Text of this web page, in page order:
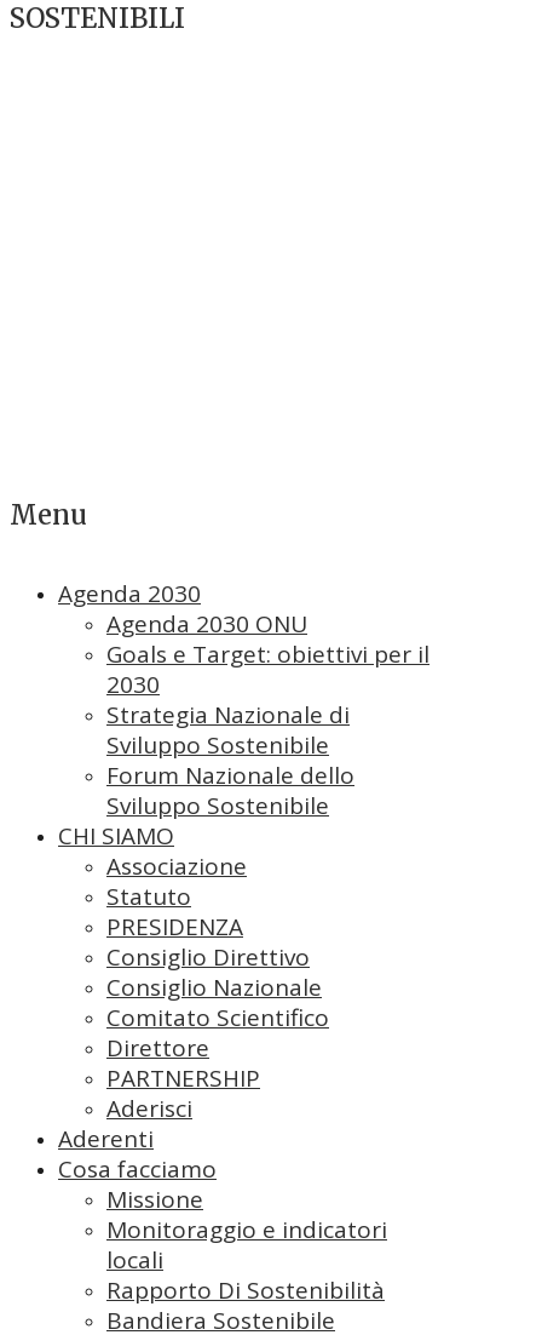
SOSTENIBILI
Menu
Agenda 2030
Agenda 2030 ONU
Goals e Target: obiettivi per il
2030
Strategia Nazionale di
Sviluppo Sostenibile
Forum Nazionale dello
Sviluppo Sostenibile
CHI SIAMO
Associazione
Statuto
PRESIDENZA
Consiglio Direttivo
Consiglio Nazionale
Comitato Scientifico
Direttore
PARTNERSHIP
Aderisci
Aderenti
Cosa facciamo
Missione
Monitoraggio e indicatori
locali
Rapporto Di Sostenibilità
Bandiera Sostenibile